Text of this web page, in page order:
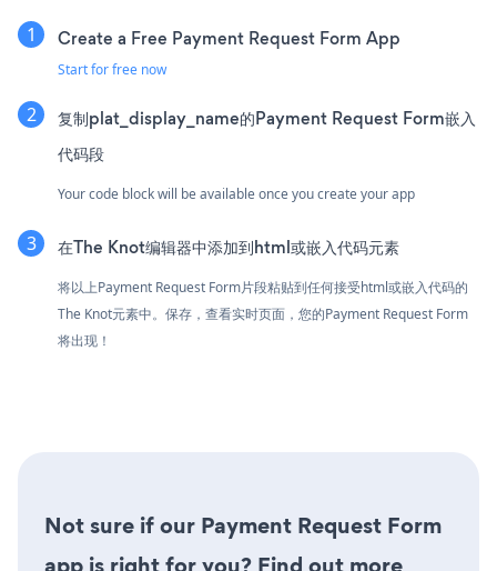
Create a Free Payment Request Form App
Start for free now
复制plat_display_name的Payment Request Form嵌入
代码段
Your code block will be available once you create your app
在The Knot编辑器中添加到html或嵌入代码元素
将以上Payment Request Form片段粘贴到任何接受html或嵌入代码的
The Knot元素中。保存，查看实时页面，您的Payment Request Form
将出现！
Not sure if our Payment Request Form